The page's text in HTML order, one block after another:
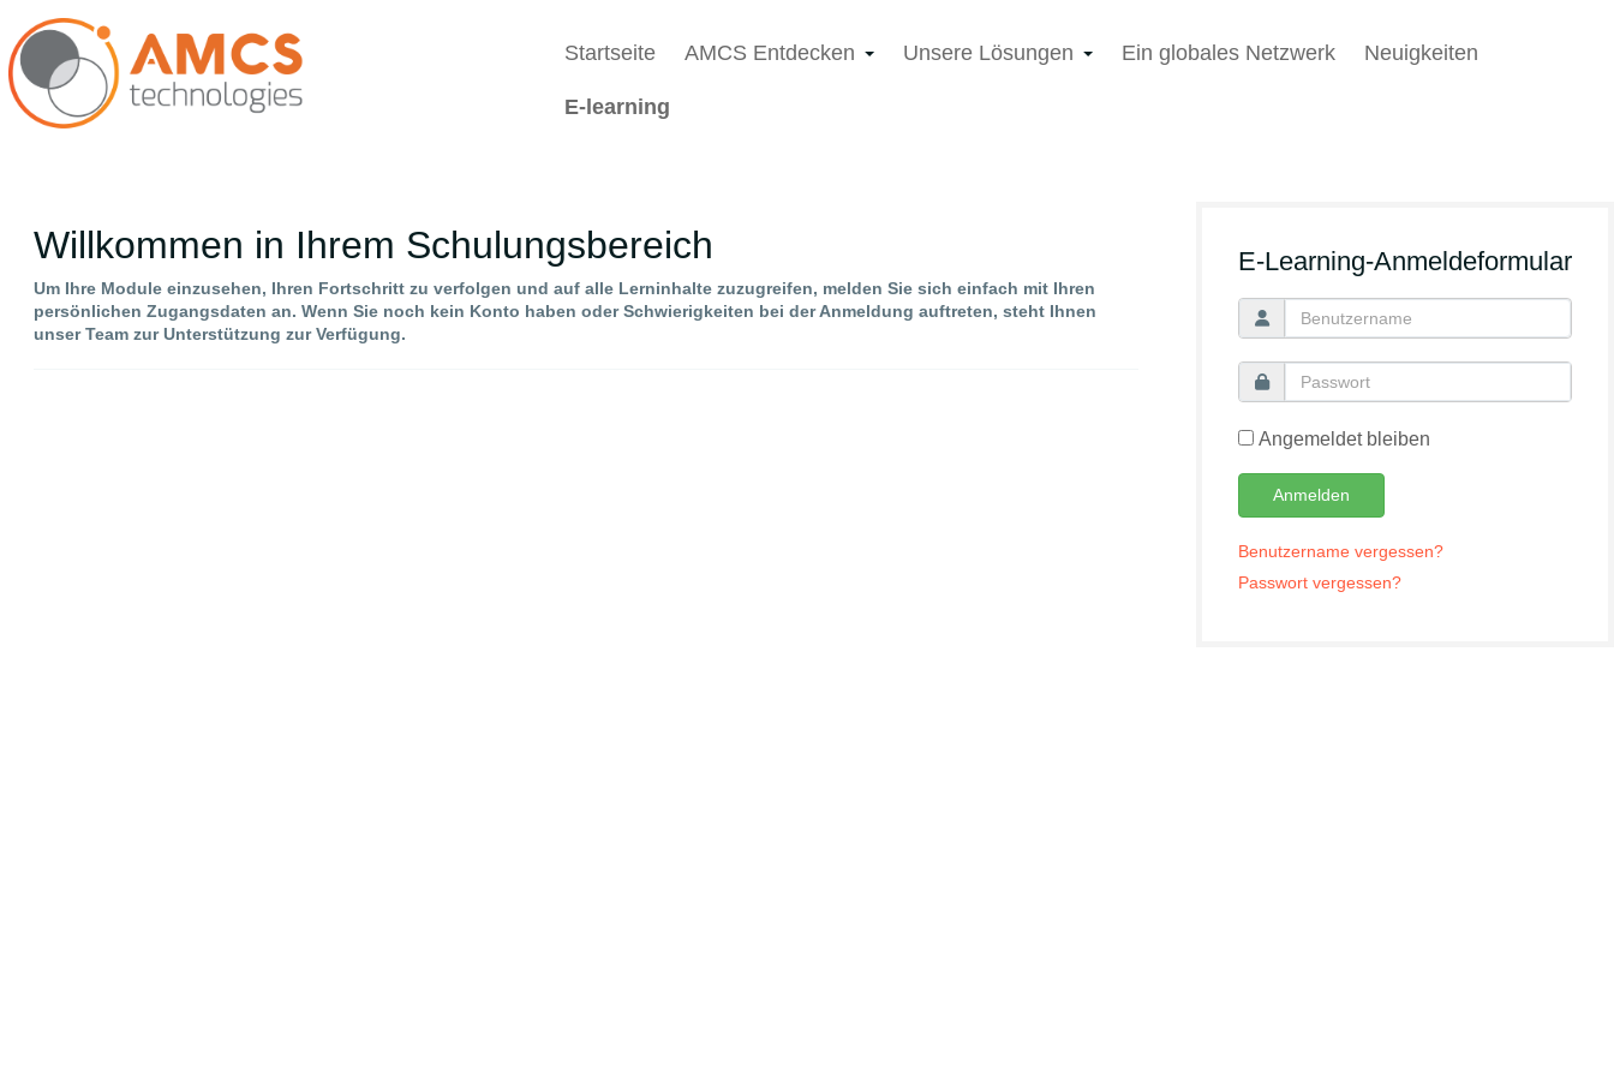
Startseite AMCS Entdecken Unsere Lösungen Ein globales Netzwerk Neuigkeiten
E-learning
Willkommen in Ihrem Schulungsbereich
Um Ihre Module einzusehen, Ihren Fortschritt zu verfolgen und auf alle Lerninhalte zuzugreifen, melden Sie sich einfach mit Ihren
persönlichen Zugangsdaten an. Wenn Sie noch kein Konto haben oder Schwierigkeiten bei der Anmeldung auftreten, steht Ihnen
unser Team zur Unterstützung zur Verfügung.
E-Learning-Anmeldeformular
Angemeldet bleiben
Benutzername vergessen?
Passwort vergessen?